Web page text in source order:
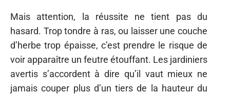
Mais attention, la réussite ne tient pas du
hasard. Trop tondre à ras, ou laisser une couche
d’herbe trop épaisse, c’est prendre le risque de
voir apparaître un feutre étouffant. Les jardiniers
avertis s’accordent à dire qu’il vaut mieux ne
jamais couper plus d’un tiers de la hauteur du